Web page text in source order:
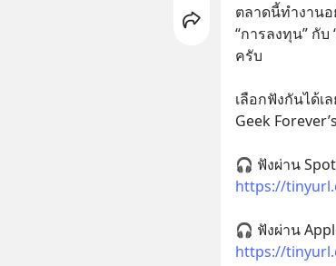
ตลาดนี้ทำงานอ
“การลงทุน” กั
ครับ
เลือกฟังกันได้เ
Geek
🎧 ฟังผ่าน
https://
🎧 ฟังผ่าน
https://